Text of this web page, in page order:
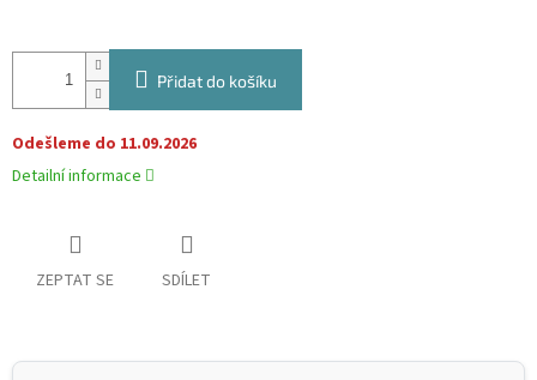
Přidat do košíku
Odešleme do 11.09.2026
Detailní informace
ZEPTAT SE SDÍLET